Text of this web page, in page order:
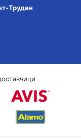
Труден